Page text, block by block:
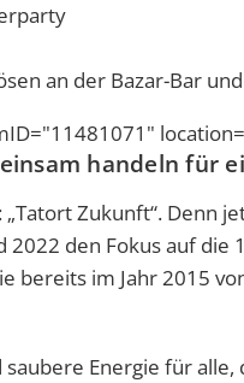
an der Bazar-Bar
handeln für
Zukunft“. Denn
den Fokus auf die
bereits im Jahr 2015
saubere Energie für